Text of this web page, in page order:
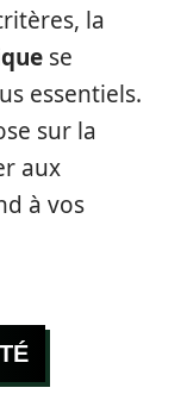
la
se
essentiels.
sur la
aux
à vos